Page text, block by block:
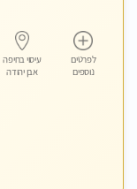
לפרטים
נוספים
עיסוי בחיפה
אבן יהודה